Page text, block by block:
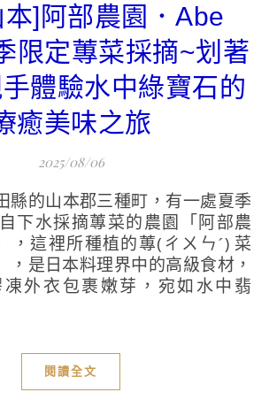
本]阿部農園．Abe
限定蓴菜採摘~划著
體驗水中綠寶石的
癒美味之旅
2025/08/06
下水採摘蓴菜的農園「阿部農
，這裡所種植的蓴(ㄔㄨㄣˊ) 菜
，是日本料理界中的高級食材，
外衣包裹嫩芽，宛如水中翡
閱讀全文